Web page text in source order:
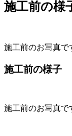
施工前の様
施工前のお写真で
施工前の様子
施工前のお写真で